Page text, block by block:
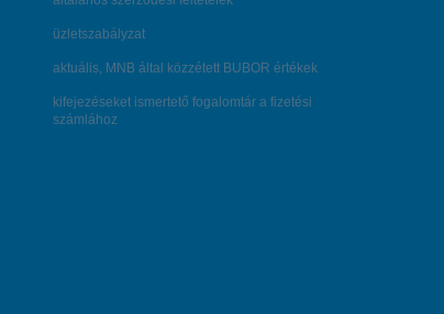
üzletszabályzat
aktuális, MNB által közzétett BUBOR értékek
kifejezéseket ismertető fogalomtár a fizetési
számlához